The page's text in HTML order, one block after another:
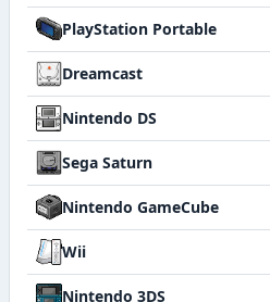
PlayStation Portable
Dreamcast
Nintendo DS
Sega Saturn
Nintendo GameCube
Wii
Nintendo 3DS